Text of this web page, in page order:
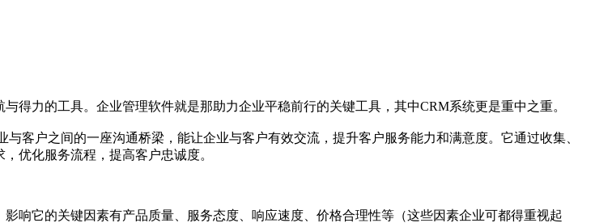
得力的工具。企业管理软件就是那助力企业平稳前行的关键工具，其中CRM系统更是重中之重。
客户之间的一座沟通桥梁，能让企业与客户有效交流，提升客户服务能力和满意度。它通过收集、
优化服务流程，提高客户忠诚度。
响它的关键因素有产品质量、服务态度、响应速度、价格合理性等（这些因素企业可都得重视起